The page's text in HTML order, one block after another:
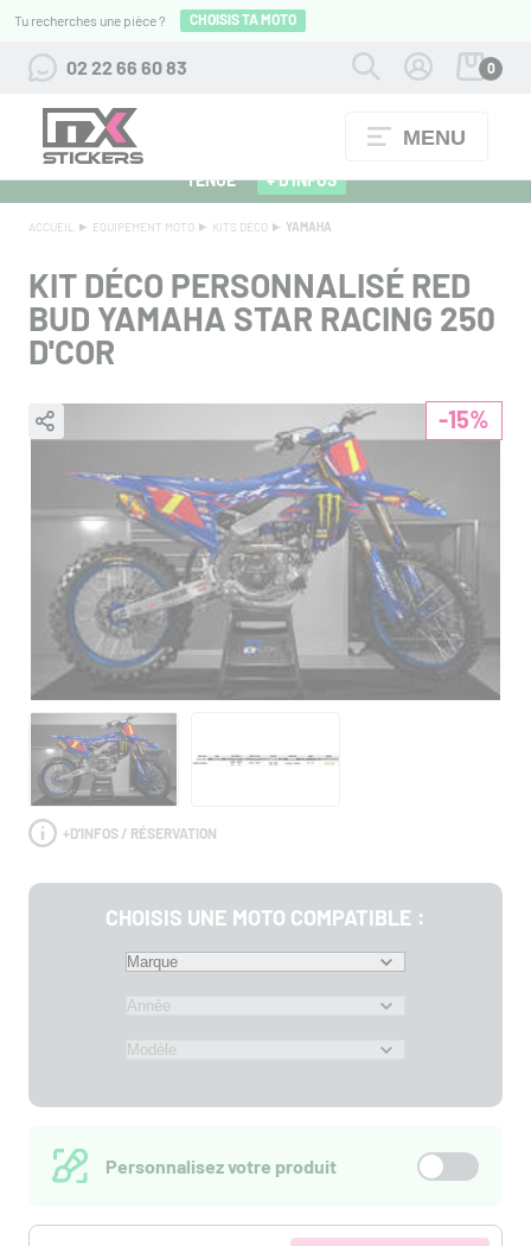
Tu recherches une pièce ? CHOISIS TA MOTO
02 22 66 60 83 0
MENU
ALPINESTARS 27 : FLOCAGE OFFERT POUR L'ACHAT D'UNE
TENUE
+ D'INFOS
ACCUEIL EQUIPEMENT MOTO KITS DÉCO YAMAHA
KIT DÉCO PERSONNALISÉ RED
BUD YAMAHA STAR RACING 250
D'COR
-15%
+D'INFOS / RÉSERVATION
CHOISIS UNE MOTO COMPATIBLE :
Personnalisez votre produit